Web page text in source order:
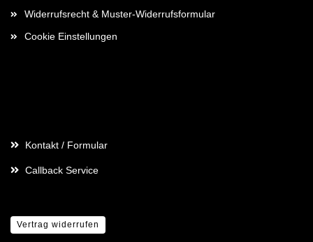
Widerrufsrecht & Muster-Widerrufsformular
Cookie Einstellungen
Kontakt / Formular
Callback Service
Vertrag widerrufen